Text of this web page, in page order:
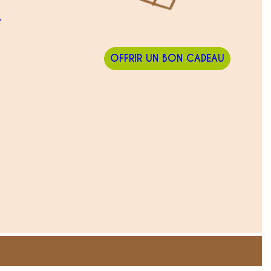
OFFRIR UN BON CADEAU